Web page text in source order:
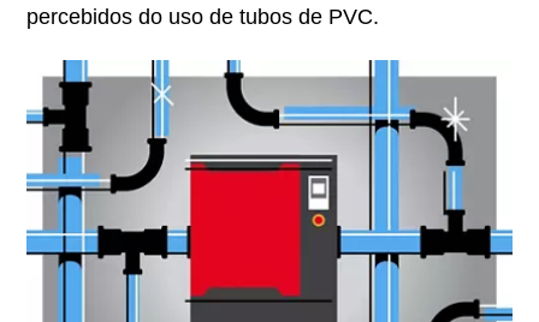
percebidos do uso de tubos de PVC.